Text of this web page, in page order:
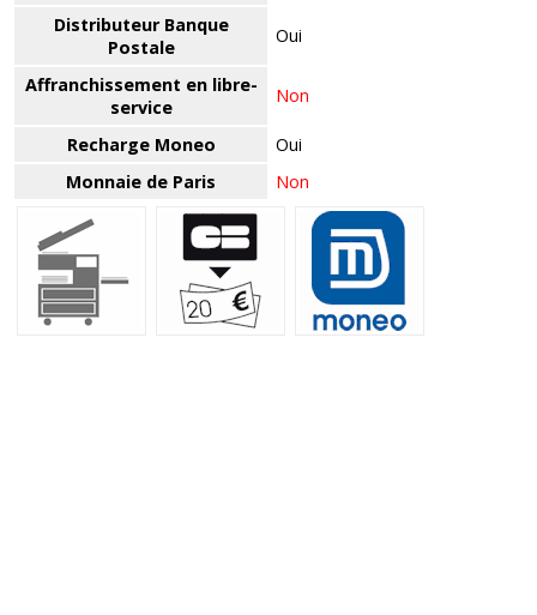
Distributeur Banque
Postale
Oui
Affranchissement en libre-
service
Non
Recharge Moneo
Oui
Monnaie de Paris
Non